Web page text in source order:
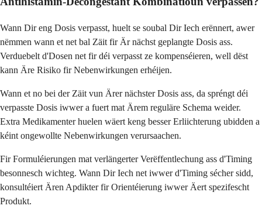
Wann Dir eng Dosis verpasst, huelt se soubal Dir Iech erënnert, awer
nëmmen wann et net bal Zäit fir Är nächst geplangte Dosis ass.
Verduebelt d'Dosen net fir déi verpasst ze kompenséieren, well dëst
kann Äre Risiko fir Nebenwirkungen erhéijen.
Wann et no bei der Zäit vun Ärer nächster Dosis ass, da spréngt déi
verpasste Dosis iwwer a fuert mat Ärem reguläre Schema weider.
Extra Medikamenter huelen wäert keng besser Erliichterung ubidden a
kéint ongewollte Nebenwirkungen verursaachen.
Fir Formuléierungen mat verlängerter Verëffentlechung ass d'Timing
besonnesch wichteg. Wann Dir Iech net iwwer d'Timing sécher sidd,
konsultéiert Ären Apdikter fir Orientéierung iwwer Äert spezifescht
Produkt.